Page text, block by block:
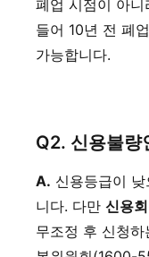
폐업 시점이 아
들어 10년 전 폐
가능합니다.
Q2. 신용불량
A. 신용등급이
니다. 다만 신용
무조정 후 신청